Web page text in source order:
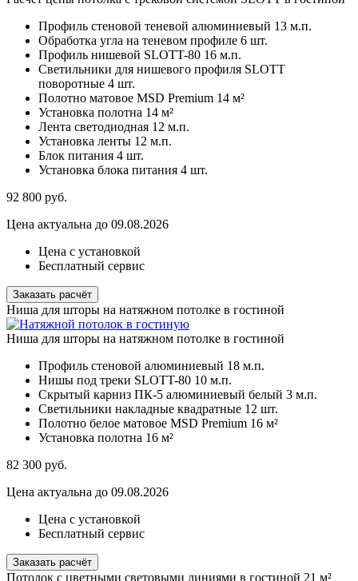
Профиль стеновой теневой алюминиевый 13 м.п.
Обработка угла на теневом профиле 6 шт.
Профиль нишевой SLOTT-80 16 м.п.
Светильники для нишевого профиля SLOTT
поворотные 4 шт.
Полотно матовое MSD Premium 14 м²
Установка полотна 14 м²
Лента светодиодная 12 м.п.
Установка ленты 12 м.п.
Блок питания 4 шт.
Установка блока питания 4 шт.
92 800 руб.
Цена актуальна до 09.08.2026
Цена с установкой
Бесплатный сервис
Заказать расчёт
Ниша для шторы на натяжном потолке в гостиной
Ниша для шторы на натяжном потолке в гостиной
Профиль стеновой алюминиевый 18 м.п.
Нишы под треки SLOTT-80 10 м.п.
Скрытый карниз ПК-5 алюминиевый белый 3 м.п.
Светильники накладные квадратные 12 шт.
Полотно белое матовое MSD Premium 16 м²
Установка полотна 16 м²
82 300 руб.
Цена актуальна до 09.08.2026
Цена с установкой
Бесплатный сервис
Заказать расчёт
Потолок с цветными световыми линиями в гостиной 21 м²